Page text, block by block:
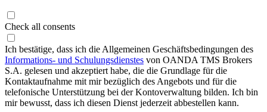
Check all consents
Ich bestätige, dass ich die Allgemeinen Geschäftsbedingungen des
Informations- und Schulungsdienstes von OANDA TMS Brokers
S.A. gelesen und akzeptiert habe, die die Grundlage für die
Kontaktaufnahme mit mir bezüglich des Angebots und für die
telefonische Unterstützung bei der Kontoverwaltung bilden. Ich bin
mir bewusst, dass ich diesen Dienst jederzeit abbestellen kann.